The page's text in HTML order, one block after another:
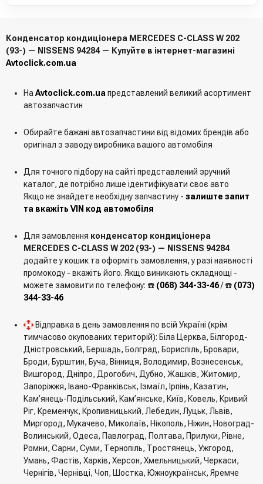
Конденсатор кондиціонера MERCEDES C-CLASS W 202
(93-) — NISSENS 94284 — Купуйте в інтернет-магазині
Avtoclick.com.ua
На Avtoclick.com.ua представлений великий асортимент
автозапчастин
Обирайте бажані автозапчастини від відомих брендів або
оригінал з заводу виробника вашого автомобіля
Для точного підбору на сайті представлений зручний
каталог, де потрібно лише ідентифікувати своє авто
Якщо не знайдете необхідну запчастину - залиште запит
та вкажіть VIN код автомобіля
Для замовлення конденсатор кондиціонера
MERCEDES C-CLASS W 202 (93-) — NISSENS 94284
додайте у кошик та оформіть замовлення, у разі наявності
промокоду - вкажіть його. Якщо виникають складнощі -
можете замовити по телефону: ☎️ (068) 344-33-46/ ☎️ (073)
344-33-46
Відправка в день замовлення по всій Україні (крім
тимчасово окупованих територій): Біла Церква, Білгород-
Дністровський, Бершадь, Болград, Бориспіль, Бровари,
Броди, Бурштин, Буча, Вінниця, Володимир, Вознесенськ,
Вишгород, Дніпро, Дрогобич, Дубно, Жашків, Житомир,
Запоріжжя, Івано-Франківськ, Ізмаїл, Ірпінь, Казатин,
Кам’янець-Подільський, Кам’янське, Київ, Ковель, Кривий
Ріг, Кременчук, Кропивницький, Лебедин, Луцьк, Львів,
Миргород, Мукачево, Миколаїв, Нікополь, Ніжин, Новоград-
Волинський, Одеса, Павлоград, Полтава, Прилуки, Рівне,
Ромни, Сарни, Суми, Тернопіль, Тростянець, Ужгород,
Умань, Фастів, Харків, Херсон, Хмельницький, Черкаси,
Чернігів, Чернівці, Чоп, Шостка, Южноукраїнськ, Яремче